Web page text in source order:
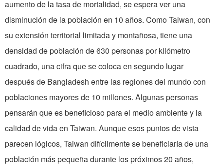
aumento de la tasa de mortalidad, se espera ver una
disminución de la población en 10 años. Como Taiwan, con
su extensión territorial limitada y montañosa, tiene una
densidad de población de 630 personas por kilómetro
cuadrado, una cifra que se coloca en segundo lugar
después de Bangladesh entre las regiones del mundo con
poblaciones mayores de 10 millones. Algunas personas
pensarán que es beneficioso para el medio ambiente y la
calidad de vida en Taiwan. Aunque esos puntos de vista
parecen lógicos, Taiwan difícilmente se beneficiaría de una
población más pequeña durante los próximos 20 años,